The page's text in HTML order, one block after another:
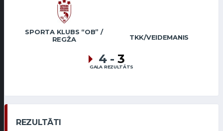
SPORTA KLUBS “OB” /
REGŽA
TKK/VEIDEMANIS
4 - 3
GALA REZULTĀTS
REZULTĀTI